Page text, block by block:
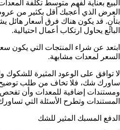
البيع بعناية لفهم متوسط تكلفة
العرض الذي أعجبك أقل بكثير من
بتأنٍ. قد يكون هناك فرق أسعار هائل
البائع يحاول ارتكاب أعمال احتيالية.
ابتعد عن شراء المنتجات التي
السعر لمعدات مشابهة.
لا توافق على الوعود المثيرة للشكوك
ساورك شك، فلا تخاف من طلب توضيح
ومستندات إضافية للمعدات وأن
المستندات وتطرح الأسئلة التي
الدفع المسبك المثير للشك